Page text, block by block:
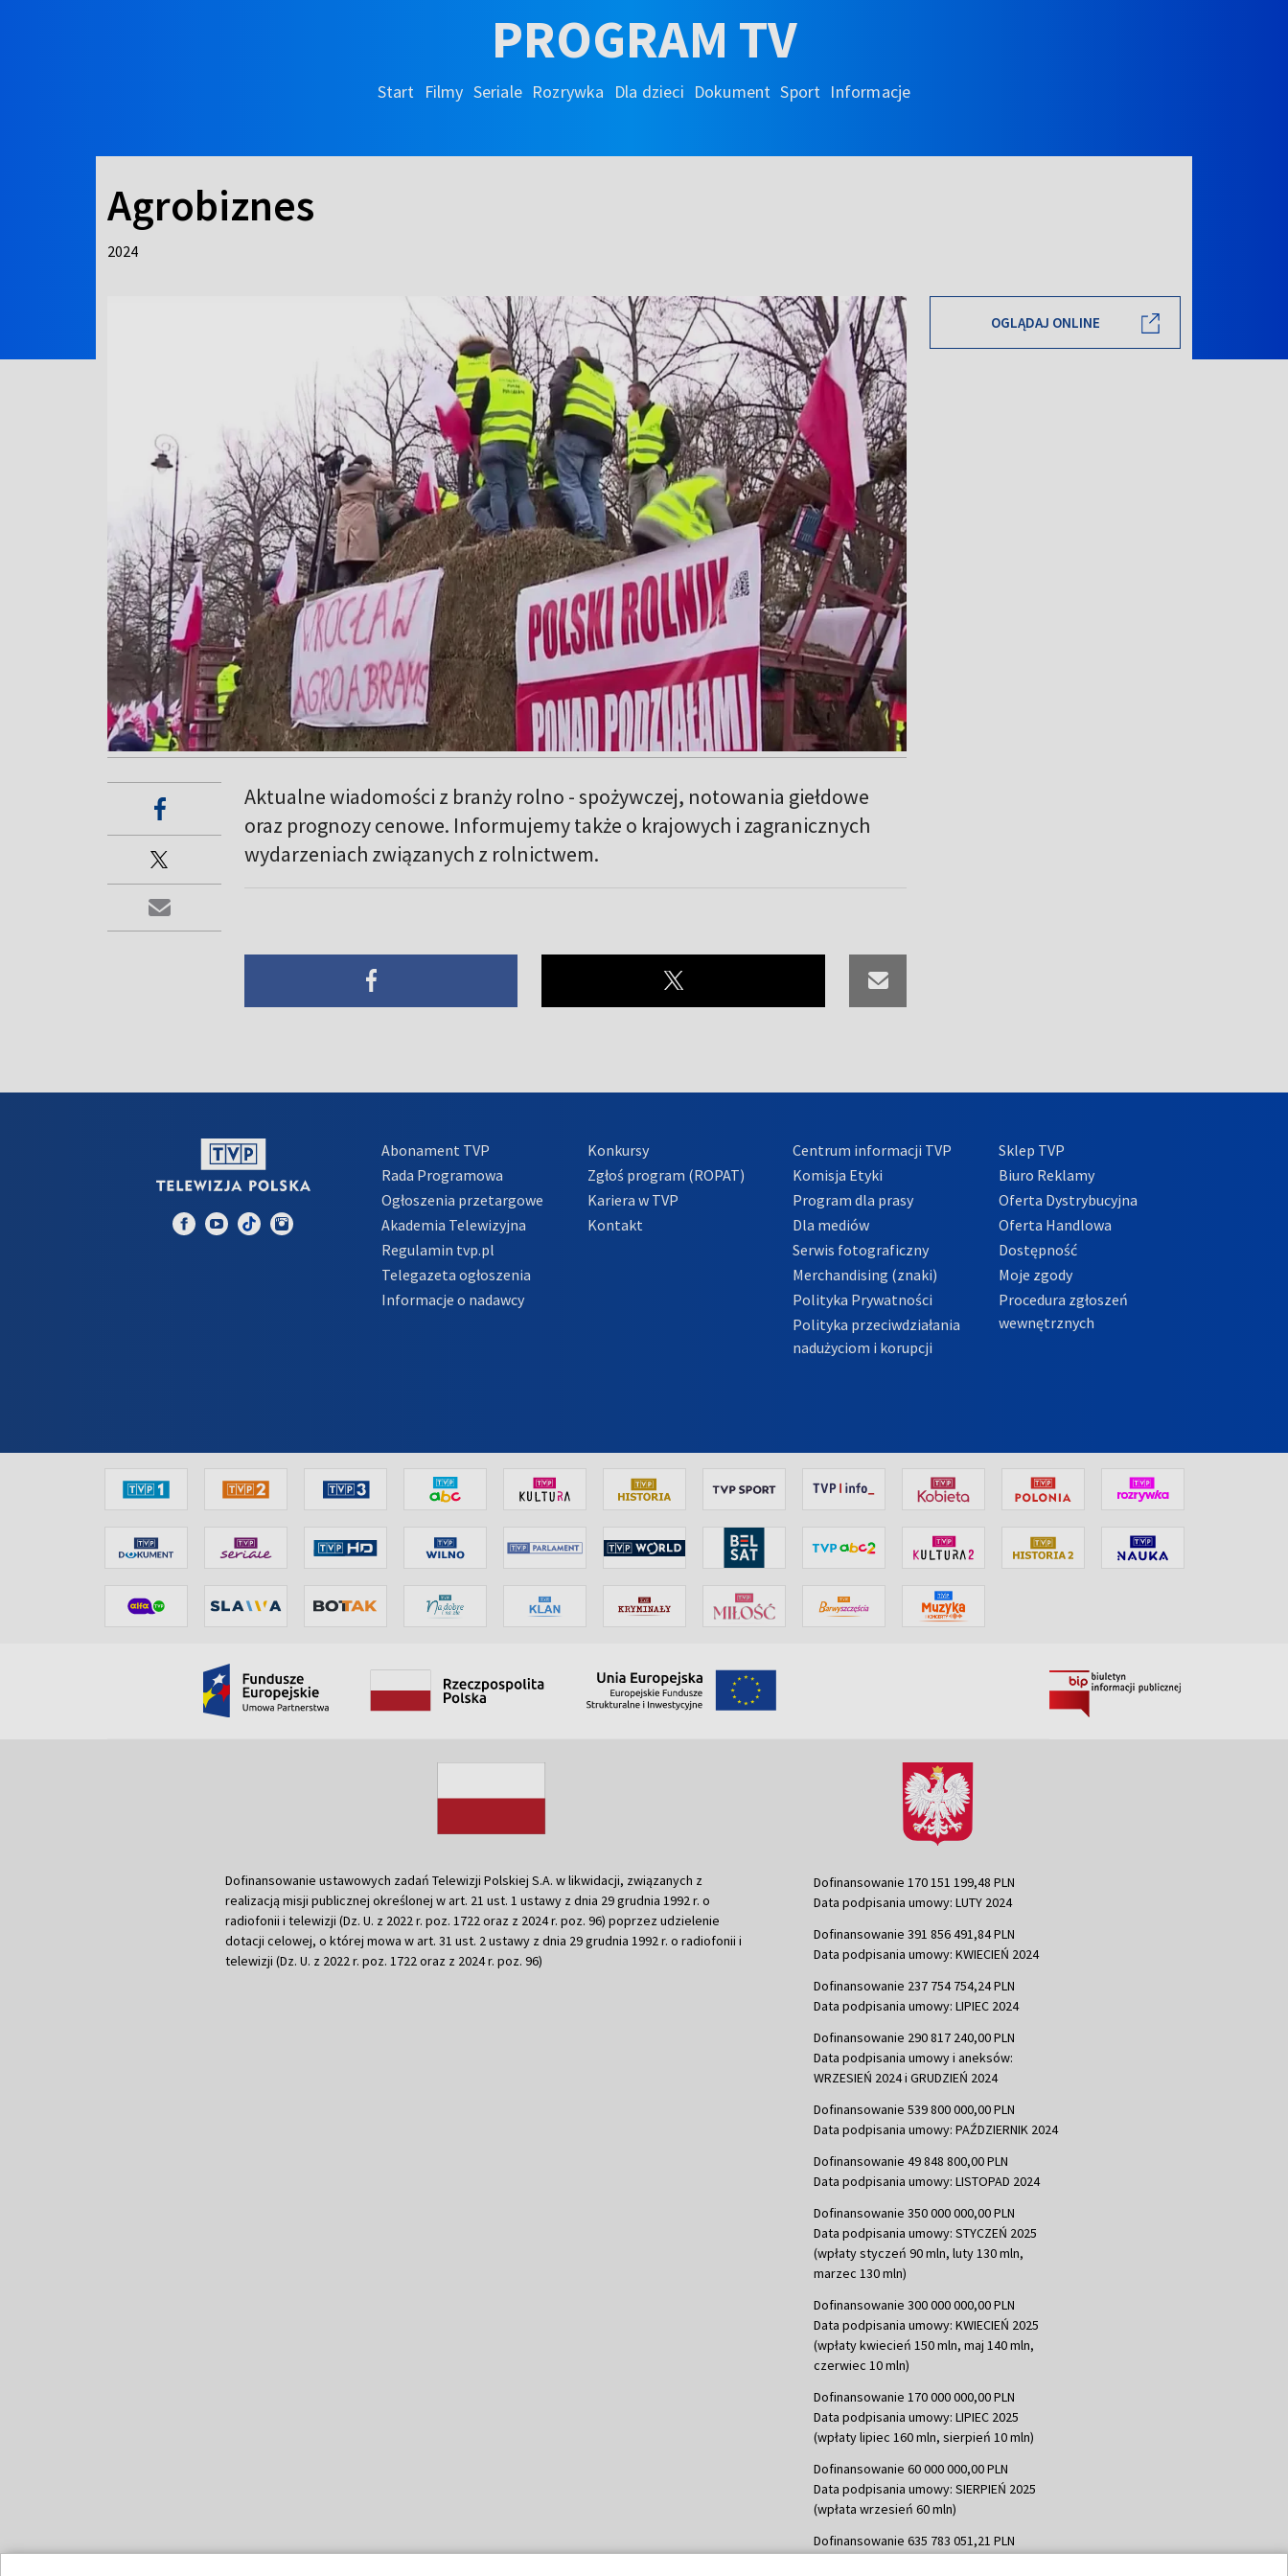
PROGRAM TV
Start Filmy Seriale Rozrywka Dla dzieci Dokument Sport Informacje
Agrobiznes
2024
Aktualne wiadomości z branży rolno - spożywczej, notowania giełdowe
oraz prognozy cenowe. Informujemy także o krajowych i zagranicznych
wydarzeniach związanych z rolnictwem.
OGLĄDAJ ONLINE
Abonament TVP
Rada Programowa
Ogłoszenia przetargowe
Akademia Telewizyjna
Regulamin tvp.pl
Telegazeta ogłoszenia
Informacje o nadawcy
Konkursy
Zgłoś program (ROPAT)
Kariera w TVP
Kontakt
Centrum informacji TVP
Komisja Etyki
Program dla prasy
Dla mediów
Serwis fotograficzny
Merchandising (znaki)
Polityka Prywatności
Polityka przeciwdziałania
nadużyciom i korupcji
Sklep TVP
Biuro Reklamy
Oferta Dystrybucyjna
Oferta Handlowa
Dostępność
Moje zgody
Procedura zgłoszeń
wewnętrznych
Dofinansowanie ustawowych zadań Telewizji Polskiej S.A. w likwidacji, związanych z
realizacją misji publicznej określonej w art. 21 ust. 1 ustawy z dnia 29 grudnia 1992 r. o
radiofonii i telewizji (Dz. U. z 2022 r. poz. 1722 oraz z 2024 r. poz. 96) poprzez udzielenie
dotacji celowej, o której mowa w art. 31 ust. 2 ustawy z dnia 29 grudnia 1992 r. o radiofonii i
telewizji (Dz. U. z 2022 r. poz. 1722 oraz z 2024 r. poz. 96)
Dofinansowanie 170 151 199,48 PLN
Data podpisania umowy: LUTY 2024
Dofinansowanie 391 856 491,84 PLN
Data podpisania umowy: KWIECIEŃ 2024
Dofinansowanie 237 754 754,24 PLN
Data podpisania umowy: LIPIEC 2024
Dofinansowanie 290 817 240,00 PLN
Data podpisania umowy i aneksów:
WRZESIEŃ 2024 i GRUDZIEŃ 2024
Dofinansowanie 539 800 000,00 PLN
Data podpisania umowy: PAŹDZIERNIK 2024
Dofinansowanie 49 848 800,00 PLN
Data podpisania umowy: LISTOPAD 2024
Dofinansowanie 350 000 000,00 PLN
Data podpisania umowy: STYCZEŃ 2025
(wpłaty styczeń 90 mln, luty 130 mln,
marzec 130 mln)
Dofinansowanie 300 000 000,00 PLN
Data podpisania umowy: KWIECIEŃ 2025
(wpłaty kwiecień 150 mln, maj 140 mln,
czerwiec 10 mln)
Dofinansowanie 170 000 000,00 PLN
Data podpisania umowy: LIPIEC 2025
(wpłaty lipiec 160 mln, sierpień 10 mln)
Dofinansowanie 60 000 000,00 PLN
Data podpisania umowy: SIERPIEŃ 2025
(wpłata wrzesień 60 mln)
Dofinansowanie 635 783 051,21 PLN